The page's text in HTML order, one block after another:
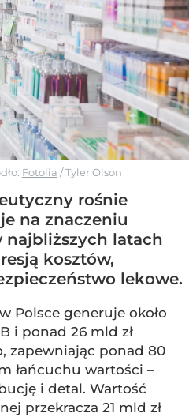
Fotolia /Tyler Olson
rośnie
na znaczeniu
najbliższych latach
kosztów,
lekowe.
Polsce generuje około
i ponad 26 mld zł
zapewniając ponad 80
łańcuchu wartości –
i detal. Wartość
przekracza 21 mld zł